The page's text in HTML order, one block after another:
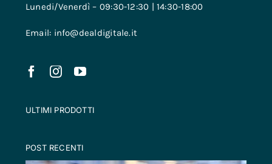
Lunedi/Venerdì – 09:30-12:30 | 14:30-18:00
Email: info@dealdigitale.it
ULTIMI PRODOTTI
POST RECENTI